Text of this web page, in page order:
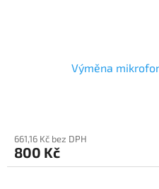
Výměna
661,16 Kč bez DPH
800 Kč